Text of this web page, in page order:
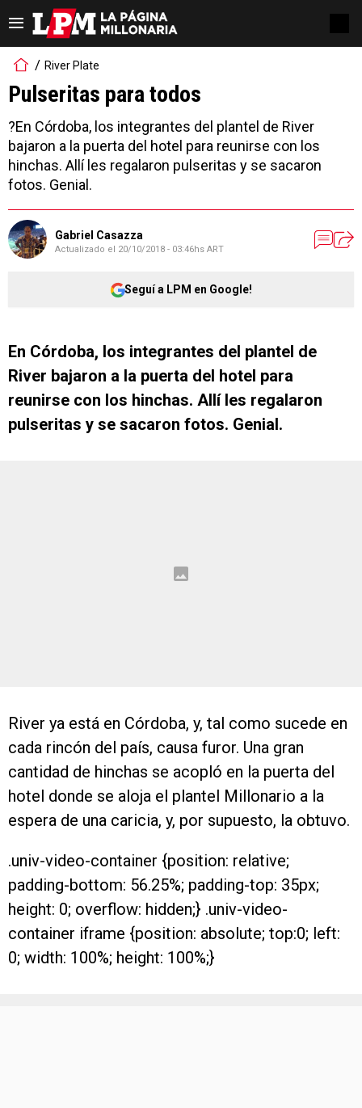
River Plate
Pulseritas para todos
?En Córdoba, los integrantes del plantel de River
bajaron a la puerta del hotel para reunirse con los
hinchas. Allí les regalaron pulseritas y se sacaron
fotos. Genial.
Gabriel Casazza
Actualizado el 20/10/2018 - 03:46hs ART
Seguí a LPM en Google!
En Córdoba, los integrantes del plantel de
River bajaron a la puerta del hotel para
reunirse con los hinchas. Allí les regalaron
pulseritas y se sacaron fotos. Genial.
River ya está en Córdoba, y, tal como sucede en
cada rincón del país, causa furor. Una gran
cantidad de hinchas se acopló en la puerta del
hotel donde se aloja el plantel Millonario a la
espera de una caricia, y, por supuesto, la obtuvo.
.univ-video-container {position: relative;
padding-bottom: 56.25%; padding-top: 35px;
height: 0; overflow: hidden;} .univ-video-
container iframe {position: absolute; top:0; left:
0; width: 100%; height: 100%;}